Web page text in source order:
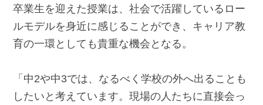
卒業生を迎えた授業は、社会で活躍しているロー
ルモデルを身近に感じることができ、キャリア教
育の一環としても貴重な機会となる。
「中2や中3では、なるべく学校の外へ出ることも
したいと考えています。現場の人たちに直接会っ